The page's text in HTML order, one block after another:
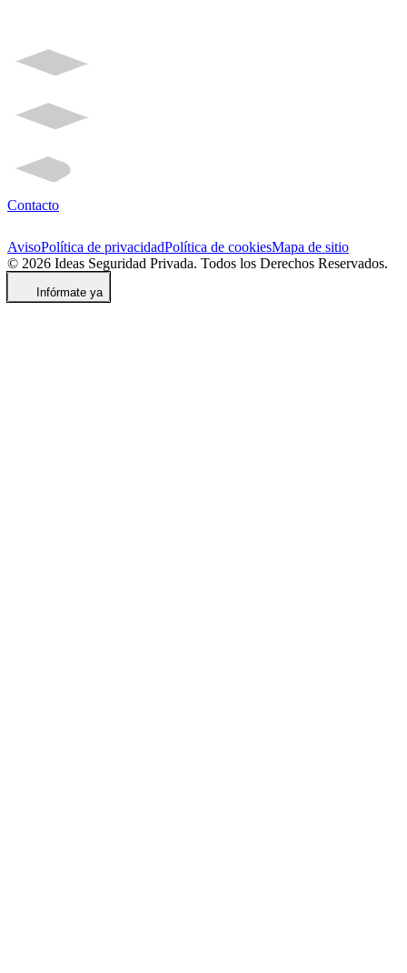
Contacto
AvisoPolítica de privacidadPolítica de cookiesMapa de sitio
© 2026 Ideas Seguridad Privada. Todos los Derechos Reservados.
Infórmate ya